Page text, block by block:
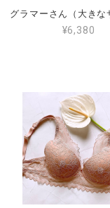
¥6,380